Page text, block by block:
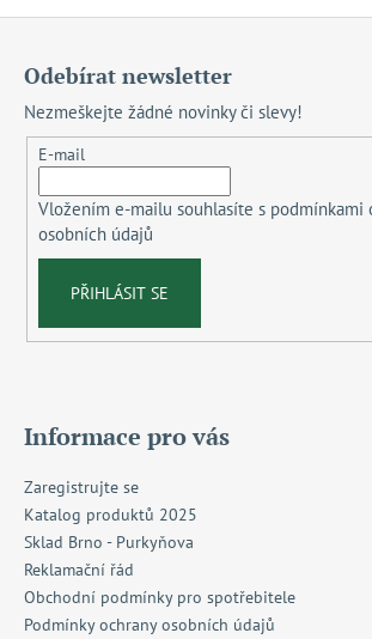
Odebírat newsletter
Nezmeškejte žádné novinky či slevy!
E-mail
Vložením e-mailu souhlasíte s podmínkami
osobních údajů
PŘIHLÁSIT SE
Informace pro vás
Zaregistrujte se
Katalog produktů 2025
Sklad Brno - Purkyňova
Reklamační řád
Obchodní podmínky pro spotřebitele
Podmínky ochrany osobních údajů